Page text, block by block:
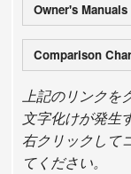
Owner's Manuals
Comparison
上記のリンクを
文字化けが発生
右クリックして
てください。